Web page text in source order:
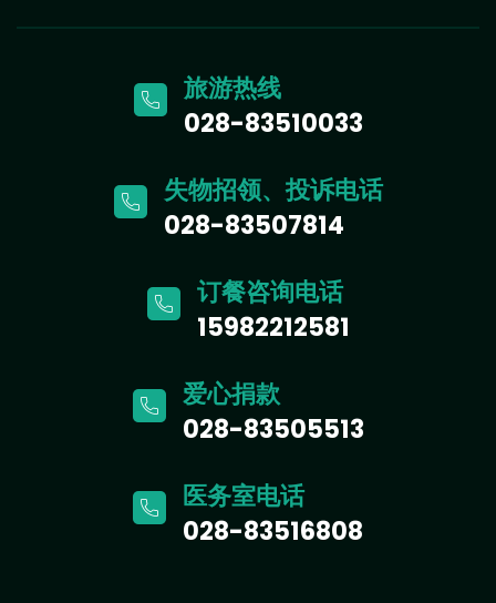
旅游热线
028-83510033
失物招领、投诉电话
028-83507814
订餐咨询电话
15982212581
爱心捐款
028-83505513
医务室电话
028-83516808